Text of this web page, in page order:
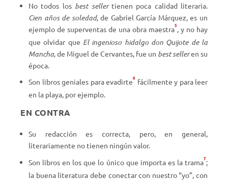
No todos los best seller tienen poca calidad literaria.
Cien años de soledad,de Gabriel García Márquez, es un
ejemplo de superventas de una obra maestra5 , y no hay
que olvidar que El ingenioso hidalgo don Quijote de la
Mancha,de Miguel de Cervantes, fue un best selleren su
época.
Son libros geniales para evadirte6 fácilmente y para leer
en la playa, por ejemplo.
EN CONTRA
Su redacción es correcta, pero, en general,
literariamente no tienen ningún valor.
Son libros en los que lo único que importa es la trama7;
la buena literatura debe conectar con nuestro “yo”, con